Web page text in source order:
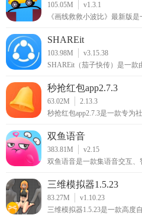
105.05M
v1.3.1
《画线救救小波比》最新版
SHAREit
103.98M
v3.15.38
SHAREit（茄子快传）是一款
秒抢红包app2.7.3
63.02M
2.13.3
秒抢红包app2.7.3是一款专为
双鱼语音
383.81M
v2.15
双鱼语音是一款集语音交互、
三维模拟器1.5.23
83.27M
v1.10.23
三维模拟器1.5.23是一款高度